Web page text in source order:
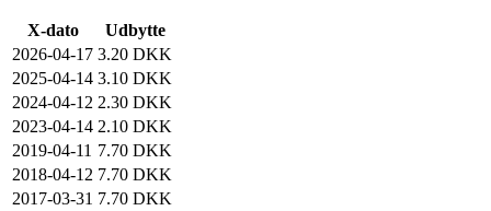
X-dato
Udbytte
2026-04-17 3.20 DKK
2025-04-14 3.10 DKK
2024-04-12 2.30 DKK
2023-04-14 2.10 DKK
2019-04-11 7.70 DKK
2018-04-12 7.70 DKK
2017-03-31 7.70 DKK